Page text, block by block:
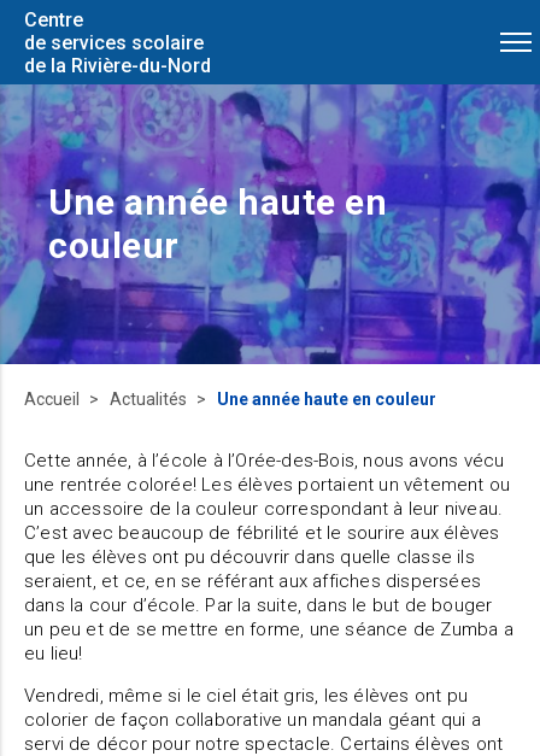
Centre
de services scolaire
de la Rivière-du-Nord
Une année haute en
couleur
Accueil Actualités Une année haute en couleur
Cette année, à l’école à l’Orée-des-Bois, nous avons vécu
une rentrée colorée! Les élèves portaient un vêtement ou
un accessoire de la couleur correspondant à leur niveau.
C’est avec beaucoup de fébrilité et le sourire aux élèves
que les élèves ont pu découvrir dans quelle classe ils
seraient, et ce, en se référant aux affiches dispersées
dans la cour d’école. Par la suite, dans le but de bouger
un peu et de se mettre en forme, une séance de Zumba a
eu lieu!
Vendredi, même si le ciel était gris, les élèves ont pu
colorier de façon collaborative un mandala géant qui a
servi de décor pour notre spectacle. Certains élèves ont